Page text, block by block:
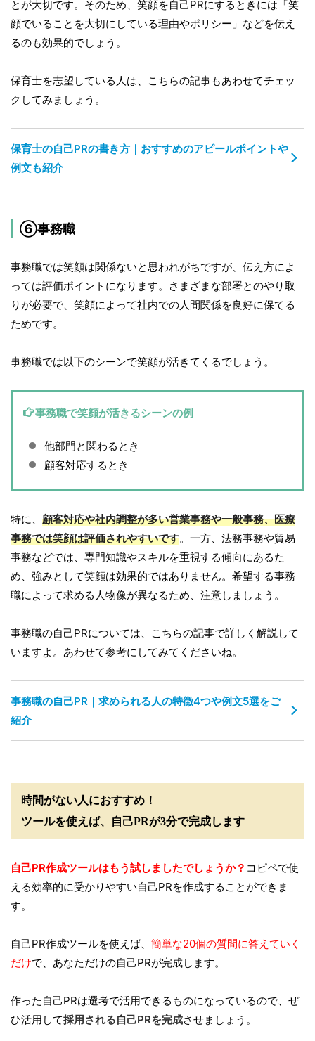
とが大切です。そのため、笑顔を自己PRにするときには「笑
顔でいることを大切にしている理由やポリシー」などを伝え
るのも効果的でしょう。
保育士を志望している人は、こちらの記事もあわせてチェッ
クしてみましょう。
保育士の自己PRの書き方｜おすすめのアピールポイントや
例文も紹介
⑥事務職
事務職では笑顔は関係ないと思われがちですが、伝え方によ
っては評価ポイントになります。さまざまな部署とのやり取
りが必要で、笑顔によって社内での人間関係を良好に保てる
ためです。
事務職では以下のシーンで笑顔が活きてくるでしょう。
事務職で笑顔が活きるシーンの例
他部門と関わるとき
顧客対応するとき
特に、 顧客対応や社内調整が多い営業事務や一般事務、医療
事務では笑顔は評価されやすいです。一方、法務事務や貿易
事務などでは、専門知識やスキルを重視する傾向にあるた
め、強みとして笑顔は効果的ではありません。希望する事務
職によって求める人物像が異なるため、注意しましょう。
事務職の自己PRについては、こちらの記事で詳しく解説して
いますよ。あわせて参考にしてみてくださいね。
事務職の自己PR｜求められる人の特徴4つや例文5選をご
紹介
時間がない人におすすめ！
ツールを使えば、自己PRが3分で完成します
自己PR作成ツールはもう試しましたでしょうか？ コピペで使
える効率的に受かりやすい自己PRを作成することができま
す。
自己PR作成ツールを使えば、 簡単な20個の質問に答えていく
だけで、あなただけの自己PRが完成します。
作った自己PRは選考で活用できるものになっているので、ぜ
ひ活用して採用される自己PRを完成させましょう。